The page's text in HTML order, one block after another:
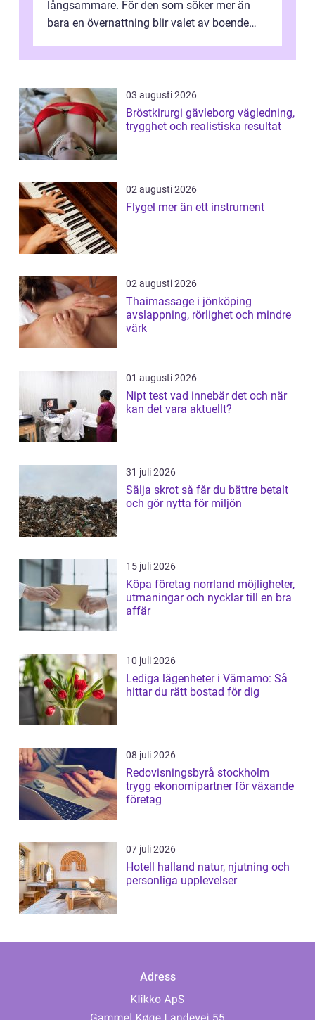
långsammare. För den som söker mer än
bara en övernattning blir valet av boende
utgå...
03 augusti 2026
Bröstkirurgi gävleborg vägledning,
trygghet och realistiska resultat
02 augusti 2026
Flygel mer än ett instrument
02 augusti 2026
Thaimassage i jönköping
avslappning, rörlighet och mindre
värk
01 augusti 2026
Nipt test vad innebär det och när
kan det vara aktuellt?
31 juli 2026
Sälja skrot så får du bättre betalt
och gör nytta för miljön
15 juli 2026
Köpa företag norrland möjligheter,
utmaningar och nycklar till en bra
affär
10 juli 2026
Lediga lägenheter i Värnamo: Så
hittar du rätt bostad för dig
08 juli 2026
Redovisningsbyrå stockholm
trygg ekonomipartner för växande
företag
07 juli 2026
Hotell halland natur, njutning och
personliga upplevelser
Adress